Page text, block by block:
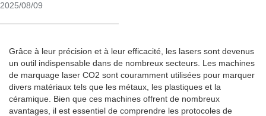
2025/08/09
Grâce à leur précision et à leur efficacité, les lasers sont devenus
un outil indispensable dans de nombreux secteurs. Les machines
de marquage laser CO2 sont couramment utilisées pour marquer
divers matériaux tels que les métaux, les plastiques et la
céramique. Bien que ces machines offrent de nombreux
avantages, il est essentiel de comprendre les protocoles de